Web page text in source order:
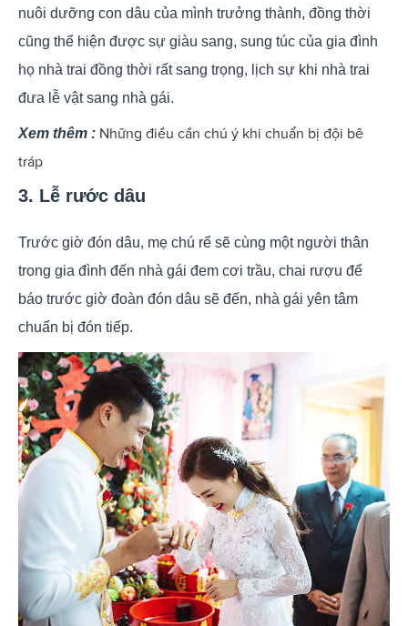
nuôi dưỡng con dâu của mình trưởng thành, đồng thời
cũng thể hiện được sự giàu sang, sung túc của gia đình
họ nhà trai đồng thời rất sang trọng, lịch sự khi nhà trai
đưa lễ vật sang nhà gái.
Xem thêm : Những điều cần chú ý khi chuẩn bị đội bê
tráp
3. Lễ rước dâu
Trước giờ đón dâu, mẹ chú rể sẽ cùng một người thân
trong gia đình đến nhà gái đem cơi trầu, chai rượu để
báo trước giờ đoàn đón dâu sẽ đến, nhà gái yên tâm
chuẩn bị đón tiếp.